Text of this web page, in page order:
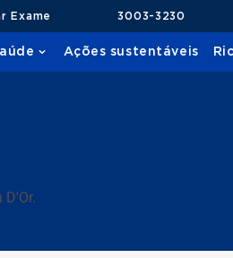
Exame 3003-3230
Ações sustentáveis